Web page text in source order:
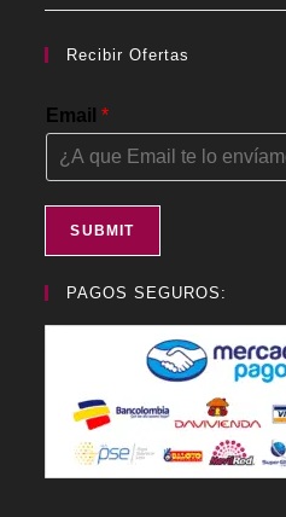
Recibir Ofertas
Email*
SUBMIT
PAGOS SEGUROS: